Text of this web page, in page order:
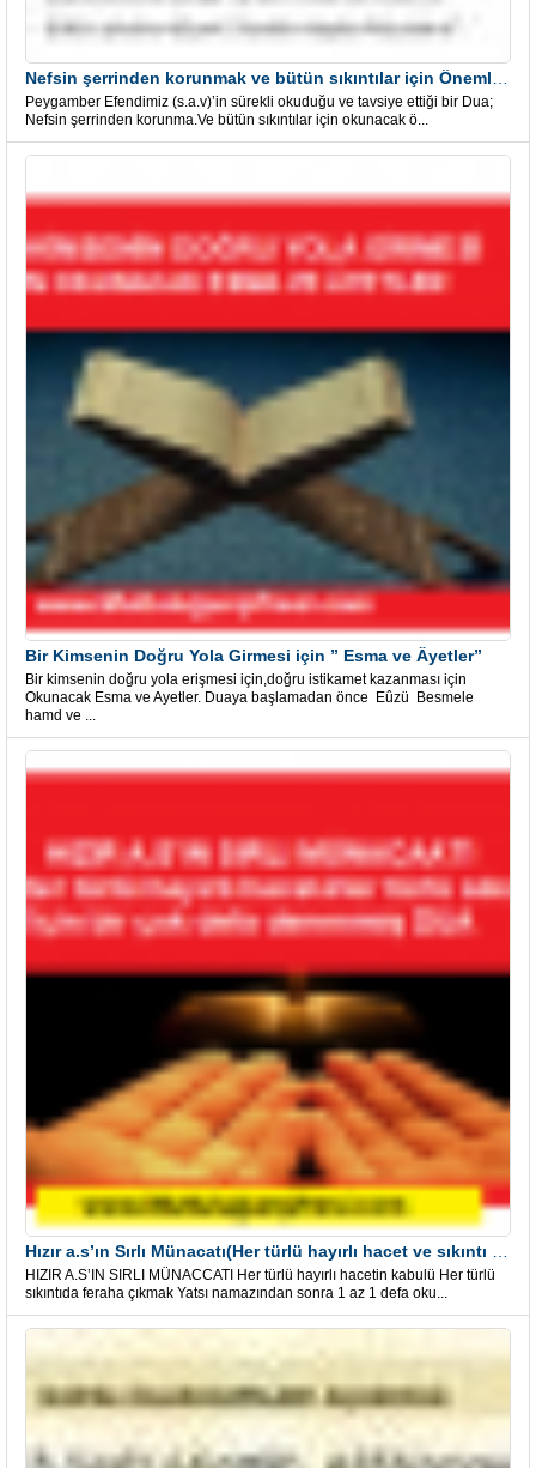
Peygamber Efendimiz (s.a.v)’in sürekli okuduğu ve tavsiye ettiği bir Dua;
Nefsin şerrinden korunma.Ve bütün sıkıntılar için okunacak ö...
Bir Kimsenin Doğru Yola Girmesi için ” Esma ve Âyetler”
Bir kimsenin doğru yola erişmesi için,doğru istikamet kazanması için
Okunacak Esma ve Ayetler. Duaya başlamadan önce Eûzü Besmele
hamd ve ...
HIZIR A.S’IN SIRLI MÜNACCATI Her türlü hayırlı hacetin kabulü Her türlü
sıkıntıda feraha çıkmak Yatsı namazından sonra 1 az 1 defa oku...